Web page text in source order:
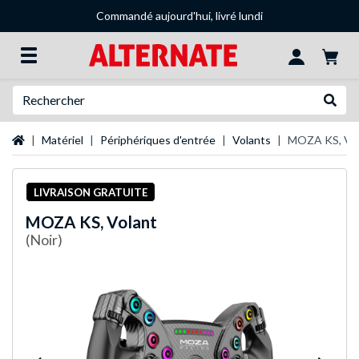
Commandé aujourd'hui, livré lundi
Page d'accueil
Matériel Périphériques d'entrée Volants MOZA KS,
LIVRAISON GRATUITE
MOZA KS, Volant
(Noir)